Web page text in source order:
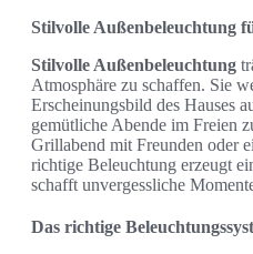
Stilvolle Außenbeleuchtung
Stilvolle Außenbeleuchtung
Atmosphäre zu schaffen. Sie
Erscheinungsbild des Hauses
gemütliche Abende im Freien
Grillabend mit Freunden oder
richtige Beleuchtung erzeugt
schafft unvergessliche
Das richtige